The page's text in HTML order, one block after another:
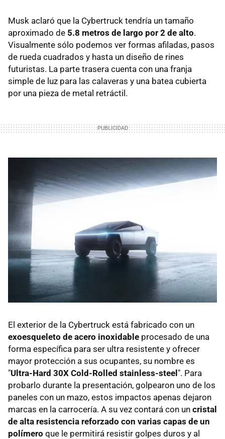
Musk aclaró que la Cybertruck tendría un tamaño
aproximado de 5.8 metros de largo por 2 de alto.
Visualmente sólo podemos ver formas afiladas, pasos
de rueda cuadrados y hasta un diseño de rines
futuristas. La parte trasera cuenta con una franja
simple de luz para las calaveras y una batea cubierta
por una pieza de metal retráctil.
El exterior de la Cybertruck está fabricado con un
exoesqueleto de acero inoxidable procesado de una
forma específica para ser ultra resistente y ofrecer
mayor protección a sus ocupantes, su nombre es
"Ultra-Hard 30X Cold-Rolled stainless-steel". Para
probarlo durante la presentación, golpearon uno de los
paneles con un mazo, estos impactos apenas dejaron
marcas en la carrocería. A su vez contará con un cristal
de alta resistencia reforzado con varias capas de un
polímero que le permitirá resistir golpes duros y al